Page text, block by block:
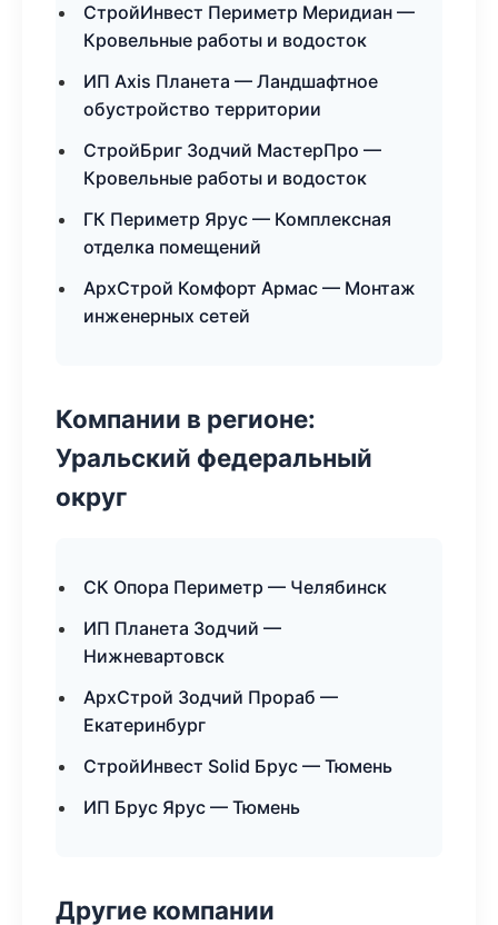
СтройИнвест Периметр Меридиан —
Кровельные работы и водосток
ИП Axis Планета — Ландшафтное
обустройство территории
СтройБриг Зодчий МастерПро —
Кровельные работы и водосток
ГК Периметр Ярус — Комплексная
отделка помещений
АрхСтрой Комфорт Армас — Монтаж
инженерных сетей
Компании в регионе:
Уральский федеральный
округ
СК Опора Периметр — Челябинск
ИП Планета Зодчий —
Нижневартовск
АрхСтрой Зодчий Прораб —
Екатеринбург
СтройИнвест Solid Брус — Тюмень
ИП Брус Ярус — Тюмень
Другие компании